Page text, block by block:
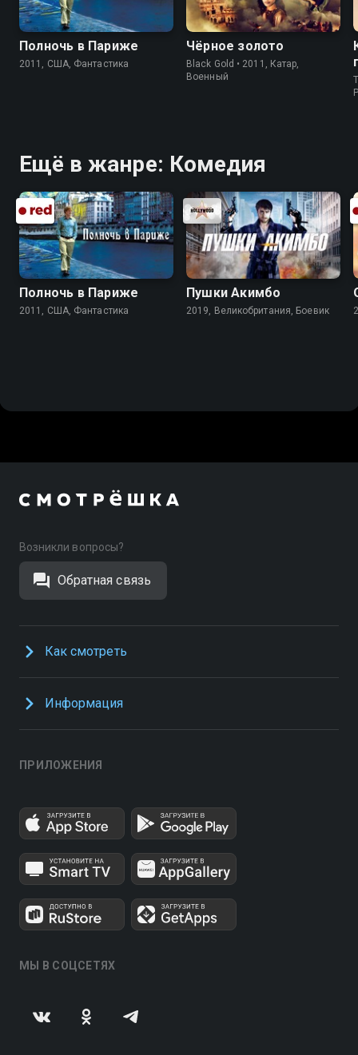
Полночь в Париже
2011, США, Фантастика
Чёрное золото
Black Gold • 2011, Катар,
Военный
Ещё в жанре: Комедия
Полночь в Париже
2011, США, Фантастика
Пушки Акимбо
2019, Великобритания, Боевик
Возникли вопросы?
Обратная связь
Как смотреть
Информация
ПРИЛОЖЕНИЯ
МЫ В СОЦСЕТЯХ